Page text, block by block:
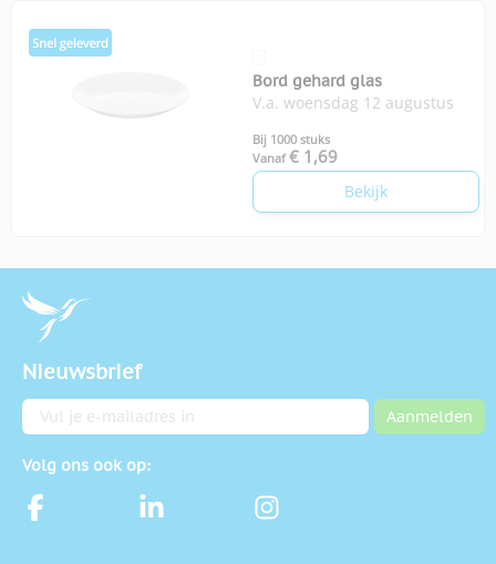
Bord gehard glas
V.a. woensdag 12 augustus
Bij 1000 stuks
Vanaf € 1,69
Bekijk
Nieuwsbrief
E-mailadres Aanmelden
Volg ons ook op: